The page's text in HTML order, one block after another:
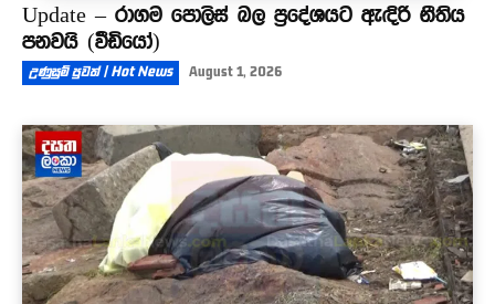
Update – රාගම පොලිස් බල ප්‍රදේශයට ඇඳිරි නීතිය
පනවයි (වීඩියෝ)
උණුසුම් පුවත් | Hot News August 1, 2026